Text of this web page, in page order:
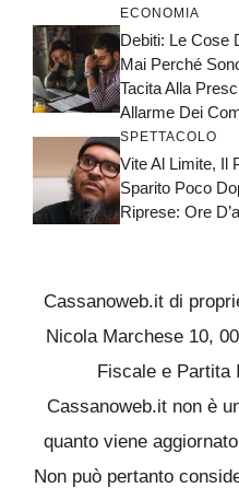
ECONOMIA
Debiti: Le Cose
Mai Perché
Tacita Alla
Allarme Dei
SPETTACOLO
Vite Al Limite, Il
Sparito Poco
Riprese: Ore
Cassanoweb.it di
Nicola Marchese 10,
Fiscale e Partita
Cassanoweb.it non è
quanto viene
Non può pertanto